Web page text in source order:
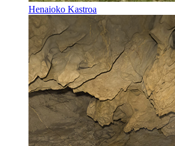
Henaioko Kastroa